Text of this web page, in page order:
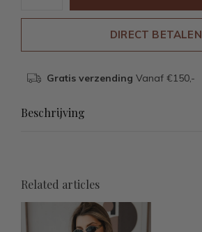
DIRECT BETALEN
Gratis verzending Vanaf €150,-
Beschrijving
Related articles